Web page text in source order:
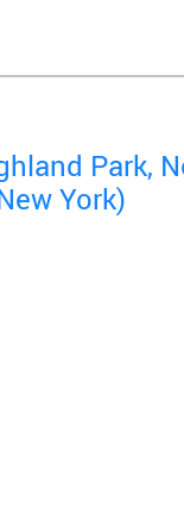
Park,
York)